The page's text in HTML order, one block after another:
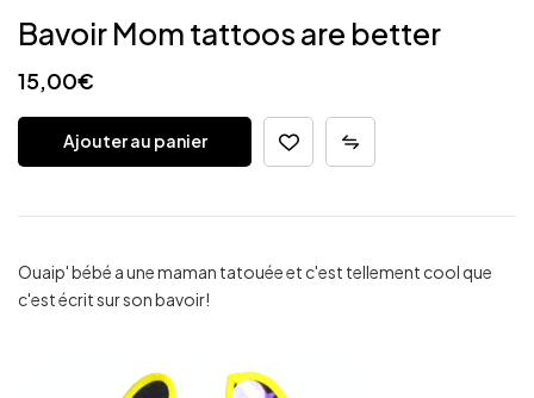
Bavoir Mom tattoos are better
15,00€
Ajouter au panier
Ouaip' bébé a une maman tatouée et c'est tellement cool que
c'est écrit sur son bavoir!